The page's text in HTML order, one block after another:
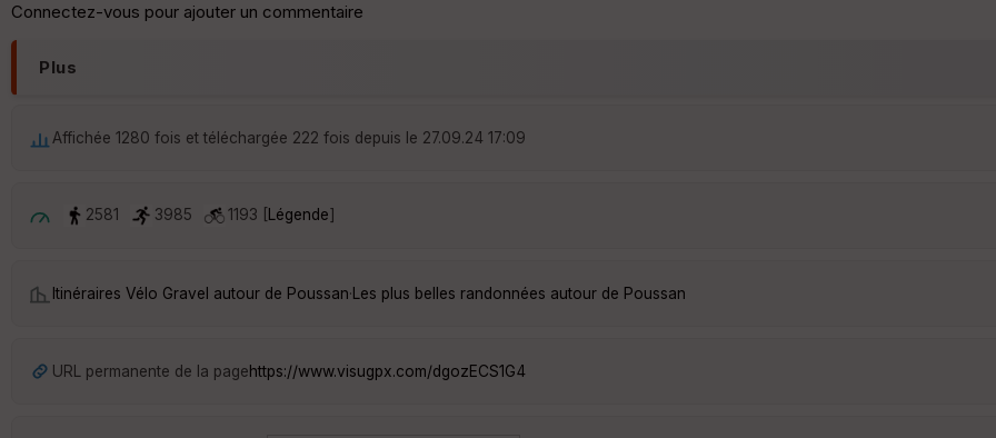
Connectez-vous pour ajouter un commentaire
Plus
Affichée 1280 fois et téléchargée 222 fois depuis le 27.09.24 17:09
2581 3985 1193 [ Légende]
Itinéraires Vélo Gravel autour de Poussan· Les plus belles randonnées autour de Poussan
URL permanente de la pagehttps://www.visugpx.com/dgozECS1G4